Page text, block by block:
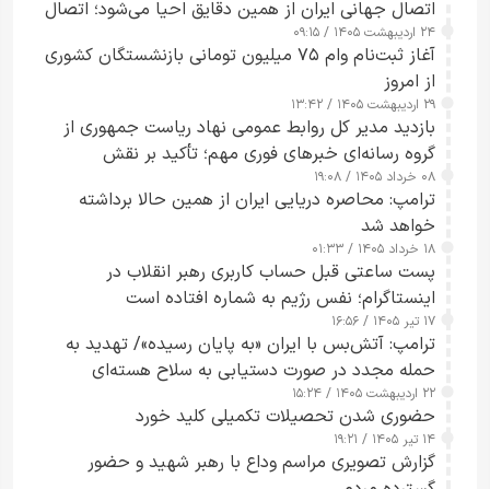
اتصال جهانی ایران از همین دقایق احیا می‌شود؛ اتصال
کامل مردم تا ۲۴ ساعت آینده
۲۴ اردیبهشت ۱۴۰۵ / ۰۹:۱۵
آغاز ثبت‌نام وام ۷۵ میلیون تومانی بازنشستگان کشوری
از امروز
۲۹ اردیبهشت ۱۴۰۵ / ۱۳:۴۲
بازدید مدیر کل روابط عمومی نهاد ریاست جمهوری از
گروه رسانه‌ای خبرهای فوری مهم؛ تأکید بر نقش
رسانه‌های هوشمند و مسئول در ارتقای آگاهی عمومی
۰۸ خرداد ۱۴۰۵ / ۱۹:۰۸
ترامپ: محاصره دریایی ایران از همین حالا برداشته
خواهد شد
۱۸ خرداد ۱۴۰۵ / ۰۱:۳۳
پست ساعتی قبل حساب کاربری رهبر انقلاب در
اینستاگرام؛ نفس رژیم به شماره افتاده است​
۱۷ تیر ۱۴۰۵ / ۱۶:۵۶
ترامپ: آتش‌بس با ایران «به پایان رسیده»/ تهدید به
حمله مجدد در صورت دستیابی به سلاح هسته‌ای
۲۲ اردیبهشت ۱۴۰۵ / ۱۵:۲۴
حضوری شدن تحصیلات تکمیلی کلید خورد
۱۴ تیر ۱۴۰۵ / ۱۹:۲۱
گزارش تصویری مراسم وداع با رهبر شهید و حضور